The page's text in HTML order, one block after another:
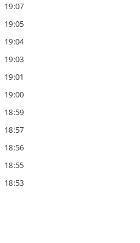
19:07
19:05
19:04
19:03
19:01
19:00
18:59
18:57
18:56
18:55
18:53